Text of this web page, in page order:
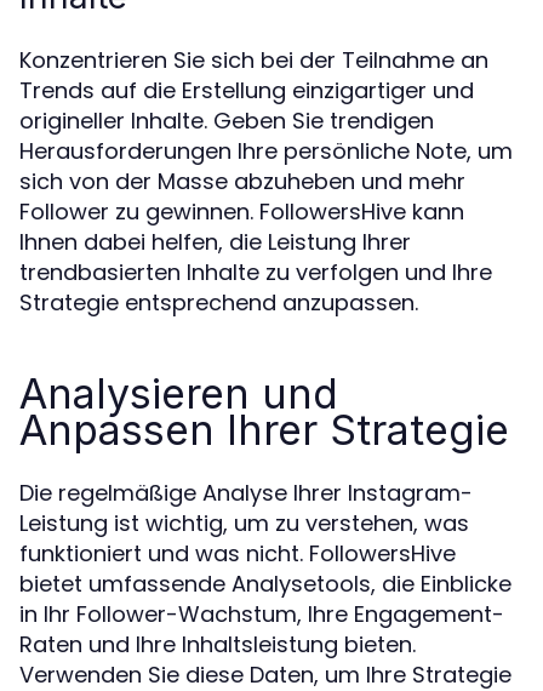
Konzentrieren Sie sich bei der Teilnahme an
Trends auf die Erstellung einzigartiger und
origineller Inhalte. Geben Sie trendigen
Herausforderungen Ihre persönliche Note, um
sich von der Masse abzuheben und mehr
Follower zu gewinnen. FollowersHive kann
Ihnen dabei helfen, die Leistung Ihrer
trendbasierten Inhalte zu verfolgen und Ihre
Strategie entsprechend anzupassen.
Analysieren und
Anpassen Ihrer Strategie
Die regelmäßige Analyse Ihrer Instagram-
Leistung ist wichtig, um zu verstehen, was
funktioniert und was nicht. FollowersHive
bietet umfassende Analysetools, die Einblicke
in Ihr Follower-Wachstum, Ihre Engagement-
Raten und Ihre Inhaltsleistung bieten.
Verwenden Sie diese Daten, um Ihre Strategie